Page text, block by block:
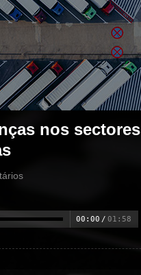
nos
00:00 / 01:58